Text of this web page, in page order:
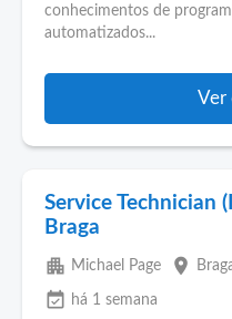
conhecimentos de
automatizados...
Ver
Service Technician
Braga
apartment Michael Page place
event_available há 1 semana